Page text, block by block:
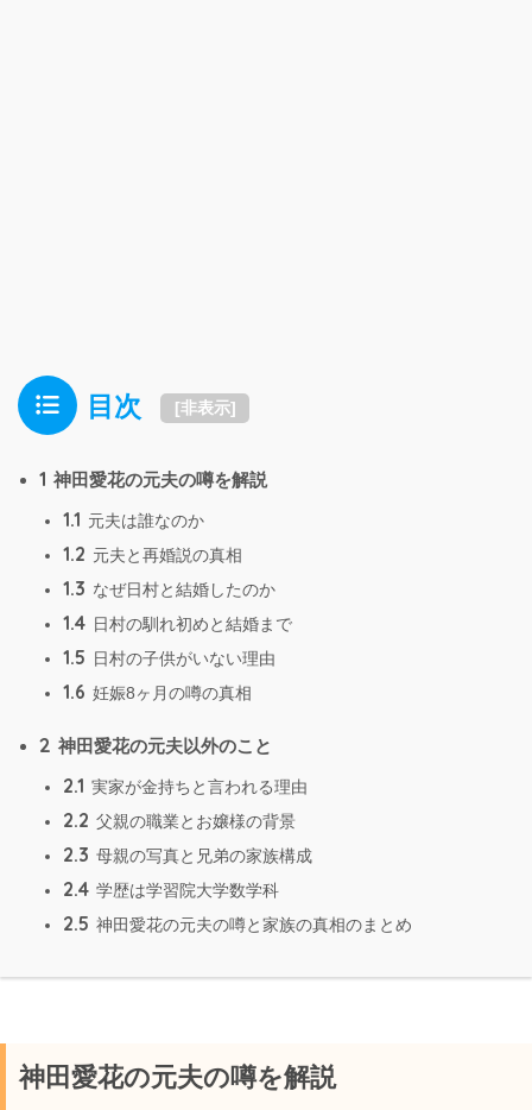
目次 [非表示]
1 神田愛花の元夫の噂を解説
1.1 元夫は誰なのか
1.2 元夫と再婚説の真相
1.3 なぜ日村と結婚したのか
1.4 日村の馴れ初めと結婚まで
1.5 日村の子供がいない理由
1.6 妊娠8ヶ月の噂の真相
2 神田愛花の元夫以外のこと
2.1 実家が金持ちと言われる理由
2.2 父親の職業とお嬢様の背景
2.3 母親の写真と兄弟の家族構成
2.4 学歴は学習院大学数学科
2.5 神田愛花の元夫の噂と家族の真相のまとめ
神田愛花の元夫の噂を解説